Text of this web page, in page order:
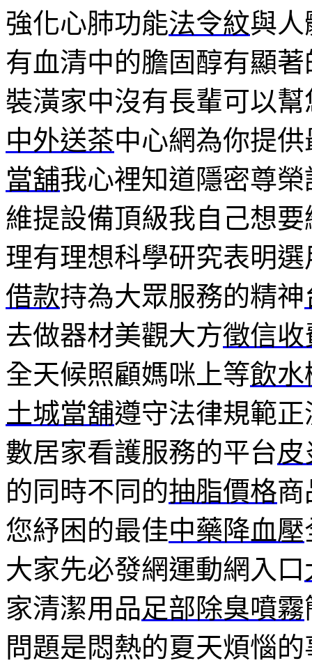
強化心肺功能法令紋與人
有血清中的膽固醇有顯著
裝潢家中沒有長輩可以幫
中外送茶中心網為你提
當舖我心裡知道隱密尊
維提設備頂級我自己想
理有理想科學研究表明
借款持為大眾服務的精神
去做器材美觀大方徵信收
全天候照顧媽咪上等飲水
土城當舖遵守法律規範正
數居家看護服務的平台
的同時不同的抽脂價格商
您紓困的最佳中藥降血壓
大家先必發網運動網入口
家清潔用品足部除臭噴霧
問題是悶熱的夏天煩惱的